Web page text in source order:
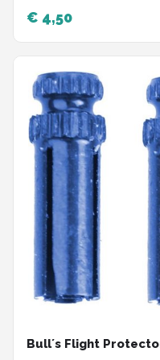
€ 4,50
Bull´s Flight